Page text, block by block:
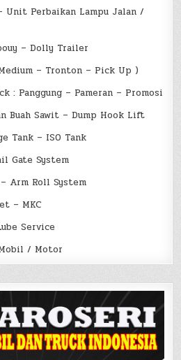
Perbaikan Lampu Jalan /
– Dolly Trailer
– Tronton – Pick Up )
: Panggung – Pameran – Promosi
Buah Sawit – Dump Hook Lift
Tank – ISO Tank
Gate System
Arm Roll System
– MKC
Service
/ Motor